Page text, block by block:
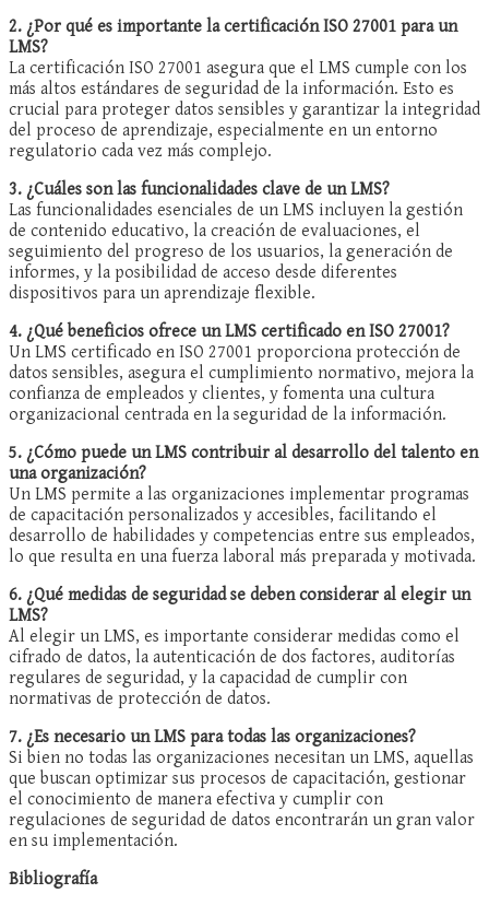
2. ¿Por qué es importante la certificación ISO 27001 para un
LMS?
La certificación ISO 27001 asegura que el LMS cumple con los
más altos estándares de seguridad de la información. Esto es
crucial para proteger datos sensibles y garantizar la integridad
del proceso de aprendizaje, especialmente en un entorno
regulatorio cada vez más complejo.
3. ¿Cuáles son las funcionalidades clave de un LMS?
Las funcionalidades esenciales de un LMS incluyen la gestión
de contenido educativo, la creación de evaluaciones, el
seguimiento del progreso de los usuarios, la generación de
informes, y la posibilidad de acceso desde diferentes
dispositivos para un aprendizaje flexible.
4. ¿Qué beneficios ofrece un LMS certificado en ISO 27001?
Un LMS certificado en ISO 27001 proporciona protección de
datos sensibles, asegura el cumplimiento normativo, mejora la
confianza de empleados y clientes, y fomenta una cultura
organizacional centrada en la seguridad de la información.
5. ¿Cómo puede un LMS contribuir al desarrollo del talento en
una organización?
Un LMS permite a las organizaciones implementar programas
de capacitación personalizados y accesibles, facilitando el
desarrollo de habilidades y competencias entre sus empleados,
lo que resulta en una fuerza laboral más preparada y motivada.
6. ¿Qué medidas de seguridad se deben considerar al elegir un
LMS?
Al elegir un LMS, es importante considerar medidas como el
cifrado de datos, la autenticación de dos factores, auditorías
regulares de seguridad, y la capacidad de cumplir con
normativas de protección de datos.
7. ¿Es necesario un LMS para todas las organizaciones?
Si bien no todas las organizaciones necesitan un LMS, aquellas
que buscan optimizar sus procesos de capacitación, gestionar
el conocimiento de manera efectiva y cumplir con
regulaciones de seguridad de datos encontrarán un gran valor
en su implementación.
Bibliografía